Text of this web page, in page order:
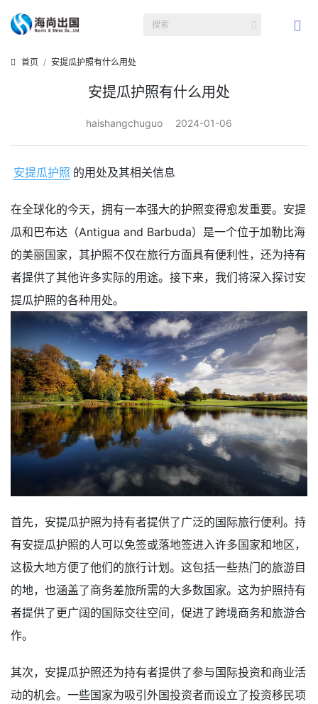
首页 安提瓜护照有什么用处
安提瓜护照有什么用处
haishangchuguo 2024-01-06
安提瓜护照 的用处及其相关信息
在全球化的今天，拥有一本强大的护照变得愈发重要。安提
瓜和巴布达（Antigua and Barbuda）是一个位于加勒比海
的美丽国家，其护照不仅在旅行方面具有便利性，还为持有
者提供了其他许多实际的用途。接下来，我们将深入探讨安
提瓜护照的各种用处。
首先，安提瓜护照为持有者提供了广泛的国际旅行便利。持
有安提瓜护照的人可以免签或落地签进入许多国家和地区，
这极大地方便了他们的旅行计划。这包括一些热门的旅游目
的地，也涵盖了商务差旅所需的大多数国家。这为护照持有
者提供了更广阔的国际交往空间，促进了跨境商务和旅游合
作。
其次，安提瓜护照还为持有者提供了参与国际投资和商业活
动的机会。一些国家为吸引外国投资者而设立了投资移民项